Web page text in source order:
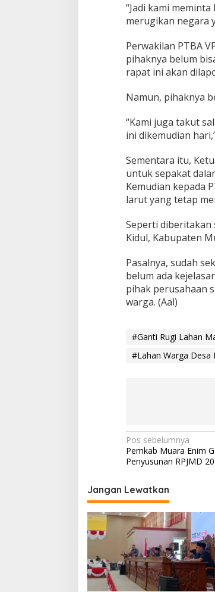
“Jadi kami
merugikan negara
Perwakilan PTBA
pihaknya belum
rapat ini akan
Namun, pihaknya
“Kami juga takut
ini dikemudian
Sementara itu,
untuk sepakat
Kemudian kepada
larut yang tetap
Seperti diberitakan
Kidul, Kabupaten
Pasalnya, sudah
belum ada
pihak perusahaan
warga. (Aal)
#Ganti Rugi Lahan
#Lahan Warga Desa
N
a
i
g
a
s
i
p
Pos sebelumnya
Pemkab Muara Enim
Penyusunan RPJMD
Jangan Lewatkan